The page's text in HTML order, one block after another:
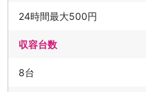
24時間最大500円
収容台数
8台